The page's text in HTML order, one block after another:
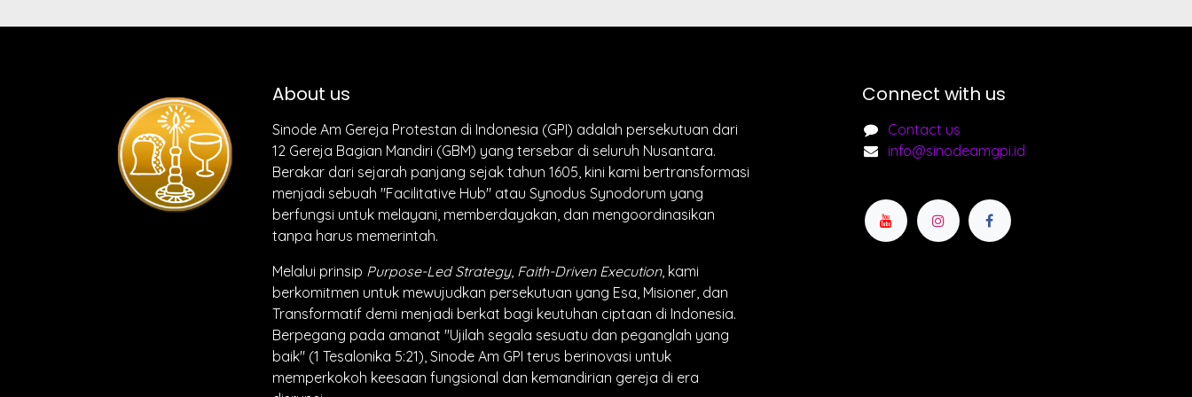
About us
Sinode Am Gereja Protestan di Indonesia (GPI) adalah persekutuan dari
12 Gereja Bagian Mandiri (GBM) yang tersebar di seluruh Nusantara.
Berakar dari sejarah panjang sejak tahun 1605, kini kami bertransformasi
menjadi sebuah "Facilitative Hub" atau Synodus Synodorum yang
berfungsi untuk melayani, memberdayakan, dan mengoordinasikan
tanpa harus memerintah.
Melalui prinsip Purpose-Led Strategy, Faith-Driven Execution, kami
berkomitmen untuk mewujudkan persekutuan yang Esa, Misioner, dan
Transformatif demi menjadi berkat bagi keutuhan ciptaan di Indonesia.
Berpegang pada amanat "Ujilah segala sesuatu dan peganglah yang
baik" (1 Tesalonika 5:21), Sinode Am GPI terus berinovasi untuk
memperkokoh keesaan fungsional dan kemandirian gereja di era
Connect with us
Contact us
info@sinodeamgpi.id